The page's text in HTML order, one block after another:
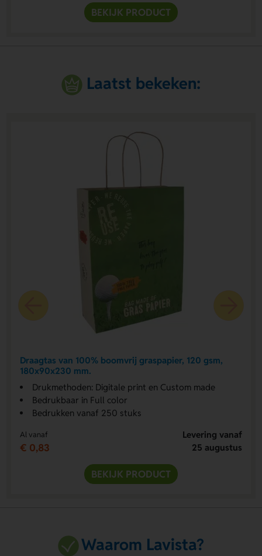
BEKIJK PRODUCT
Laatst bekeken:
Draagtas van 100% boomvrij graspapier, 120 gsm,
180x90x230 mm.
Drukmethoden: Digitale print en Custom made
Bedrukbaar in Full color
Bedrukken vanaf 250 stuks
Al vanaf
€ 0,83
Levering vanaf
25 augustus
BEKIJK PRODUCT
Waarom Lavista?